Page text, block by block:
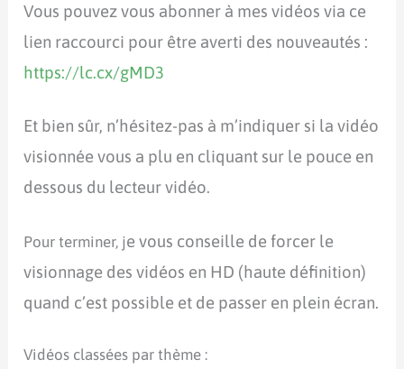
Vous pouvez vous abonner à mes vidéos via ce
lien raccourci pour être averti des nouveautés :
https://lc.cx/gMD3
Et bien sûr, n’hésitez-pas à m’indiquer si la vidéo
visionnée vous a plu en cliquant sur le pouce en
dessous du lecteur vidéo.
Pour terminer, je vous conseille de forcer le
visionnage des vidéos en HD (haute définition)
quand c’est possible et de passer en plein écran.
Vidéos classées par thème :